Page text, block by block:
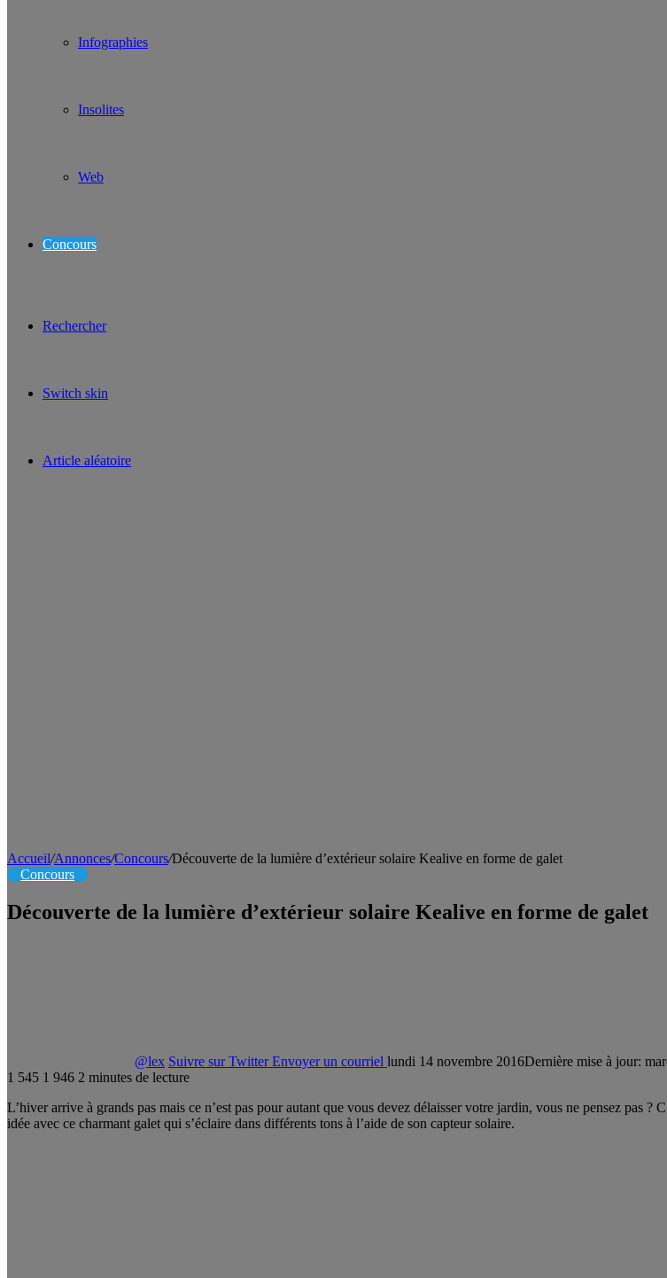
Infographies
Insolites
Web
Concours
Rechercher
Switch skin
Article aléatoire
Accueil/Annonces/Concours/Découverte de la lumière d’extérieur solaire Kealive en forme de galet
Concours
Découverte de la lumière d’extérieur solaire Kealive en forme de galet
@lex Suivre sur Twitter Envoyer un courriel lundi 14 novembre 2016Dernière mise à jour:
1 545 1 946 2 minutes de lecture
L’hiver arrive à grands pas mais ce n’est pas pour autant que vous devez délaisser votre jardin, vous ne pensez pas ?
idée avec ce charmant galet qui s’éclaire dans différents tons à l’aide de son capteur solaire.